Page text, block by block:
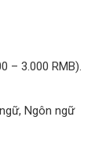
– 3.000 RMB).
Ngôn ngữ